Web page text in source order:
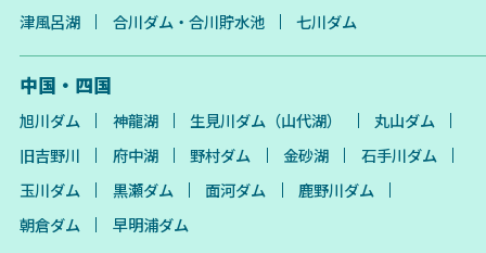
津風呂湖
合川ダム・合川貯水池 七川ダム
中国・四国
旭川ダム 神龍湖 生見川ダム（山代湖）
丸山ダム
旧吉野川
府中湖 野村ダム 金砂湖
石手川ダム
玉川ダム
黒瀬ダム 面河ダム
鹿野川ダム
朝倉ダム
早明浦ダム